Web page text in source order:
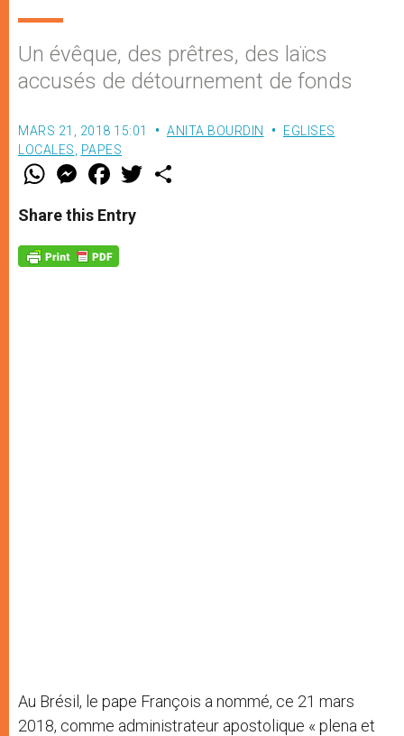
Un évêque, des prêtres, des laïcs
accusés de détournement de fonds
MARS 21, 2018 15:01 ANITA BOURDIN
EGLISES
LOCALES
PAPES
W
t
s
p
p
M
e
s
e
g
e
F
a
e
b
o
k
w
Share this Entry
Au Brésil, le pape François a nommé, ce 21 mars
2018, comme administrateur apostolique « plena et